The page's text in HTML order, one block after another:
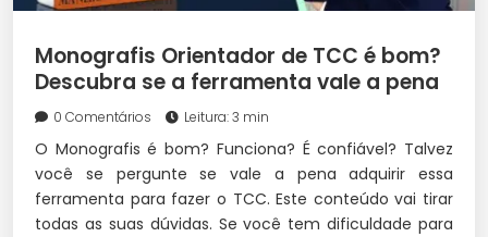
Monografis Orientador de TCC é bom?
Descubra se a ferramenta vale a pena
0 Comentários Leitura: 3 min
O Monografis é bom? Funciona? É confiável? Talvez
você se pergunte se vale a pena adquirir essa
ferramenta para fazer o TCC. Este conteúdo vai tirar
todas as suas dúvidas. Se você tem dificuldade para